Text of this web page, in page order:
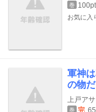
巻 100pt
お気に入
軍神
の物だ
上戸アサ
巻 完